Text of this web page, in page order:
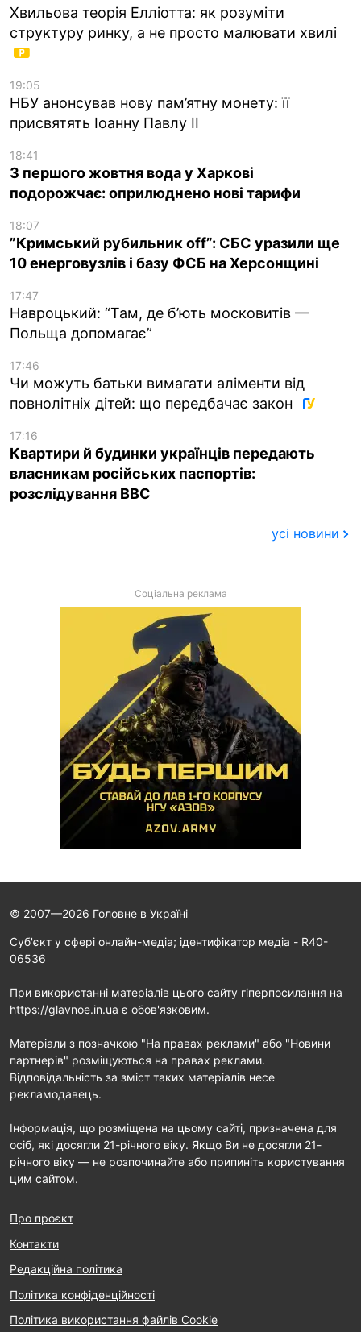
Хвильова теорія Елліотта: як розуміти
структуру ринку, а не просто малювати хвилі
19:05
НБУ анонсував нову пам’ятну монету: її
присвятять Іоанну Павлу II
18:41
З першого жовтня вода у Харкові
подорожчає: оприлюднено нові тарифи
18:07
”Кримський рубильник off”: СБС уразили ще
10 енерговузлів і базу ФСБ на Херсонщині
17:47
Навроцький: “Там, де б’ють московитів —
Польща допомагає”
17:46
Чи можуть батьки вимагати аліменти від
повнолітніх дітей: що передбачає закон
17:16
Квартири й будинки українців передають
власникам російських паспортів:
розслідування BBC
усі новини
Соціальна реклама
© 2007—2026 Головне в Україні
Cуб'єкт у сфері онлайн-медіа; ідентифікатор медіа - R40-
06536
При використанні матеріалів цього сайту гіперпосилання на
https://glavnoe.in.ua є обов'язковим.
Матеріали з позначкою "На правах реклами" або "Новини
партнерів" розміщуються на правах реклами.
Відповідальність за зміст таких матеріалів несе
рекламодавець.
Інформація, що розміщена на цьому сайті, призначена для
осіб, які досягли 21-річного віку. Якщо Ви не досягли 21-
річного віку — не розпочинайте або припиніть користування
цим сайтом.
Про проєкт
Контакти
Редакційна політика
Політика конфіденційності
Політика використання файлів Cookie